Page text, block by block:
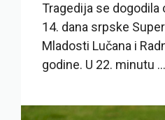
Tragedija se
14. dana srpske
Mladosti Lučana i
godine. U 22. minutu ...